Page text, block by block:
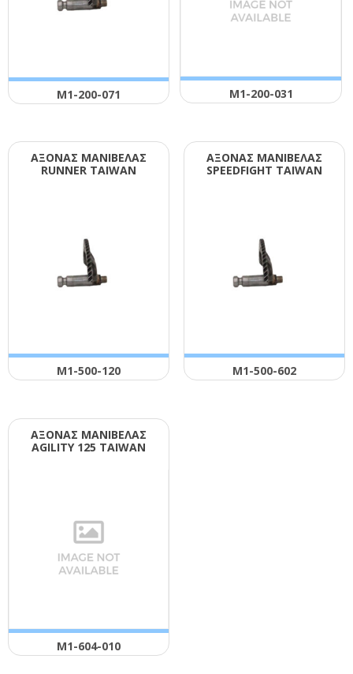
Μ1-200-071 Μ1-200-031
ΑΞΟΝΑΣ ΜΑΝΙΒΕΛΑΣ
RUΝΝΕR ΤΑΙWΑΝ
Μ1-500-120
ΑΞΟΝΑΣ ΜΑΝΙΒΕΛΑΣ
SΡΕΕDFΙGΗΤ ΤΑΙWΑΝ
Μ1-500-602
ΑΞΟΝΑΣ ΜΑΝΙΒΕΛΑΣ
ΑGΙLΙΤΥ 125 ΤΑΙWΑΝ
Μ1-604-010